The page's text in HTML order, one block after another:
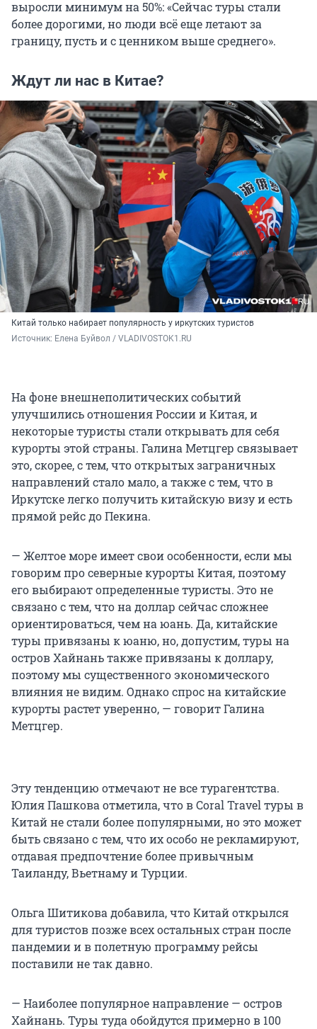
выросли минимум на 50%: «Сейчас туры стали
более дорогими, но люди всё еще летают за
границу, пусть и с ценником выше среднего».
Ждут ли нас в Китае?
Китай только набирает популярность у иркутских туристов
Источник: Елена Буйвол / VLADIVOSTOK1.RU
На фоне внешнеполитических событий
улучшились отношения России и Китая, и
некоторые туристы стали открывать для себя
курорты этой страны. Галина Метцгер связывает
это, скорее, с тем, что открытых заграничных
направлений стало мало, а также с тем, что в
Иркутске легко получить китайскую визу и есть
прямой рейс до Пекина.
— Желтое море имеет свои особенности, если мы
говорим про северные курорты Китая, поэтому
его выбирают определенные туристы. Это не
связано с тем, что на доллар сейчас сложнее
ориентироваться, чем на юань. Да, китайские
туры привязаны к юаню, но, допустим, туры на
остров Хайнань также привязаны к доллару,
поэтому мы существенного экономического
влияния не видим. Однако спрос на китайские
курорты растет уверенно, — говорит Галина
Метцгер.
Эту тенденцию отмечают не все турагентства.
Юлия Пашкова отметила, что в Coral Travel туры в
Китай не стали более популярными, но это может
быть связано с тем, что их особо не рекламируют,
отдавая предпочтение более привычным
Таиланду, Вьетнаму и Турции.
Ольга Шитикова добавила, что Китай открылся
для туристов позже всех остальных стран после
пандемии и в полетную программу рейсы
поставили не так давно.
— Наиболее популярное направление — остров
Хайнань. Туры туда обойдутся примерно в 100